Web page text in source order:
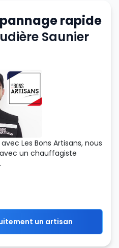
rapide
Saunier
Les Bons Artisans, nous
un chauffagiste
un artisan